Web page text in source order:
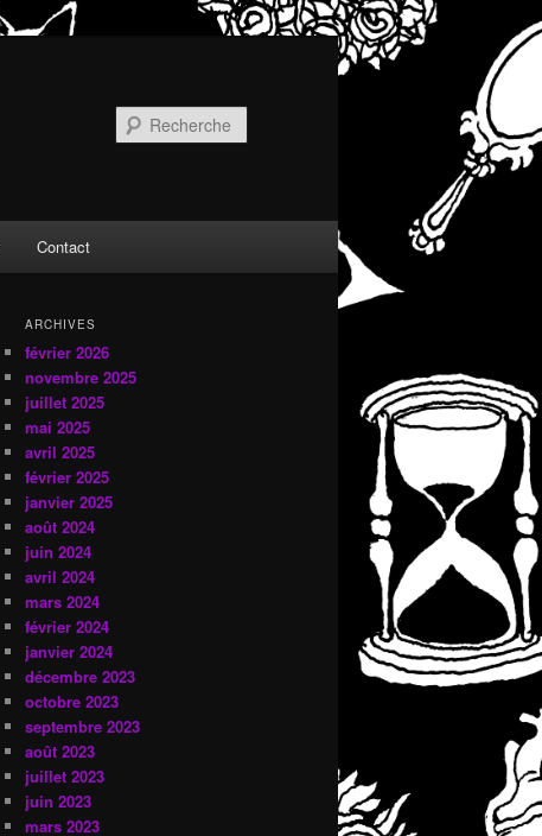
Contact
ARCHIVES
février 2026
novembre 2025
juillet 2025
mai 2025
avril 2025
février 2025
janvier 2025
août 2024
juin 2024
avril 2024
mars 2024
février 2024
janvier 2024
décembre 2023
octobre 2023
septembre 2023
août 2023
juillet 2023
juin 2023
mars 2023